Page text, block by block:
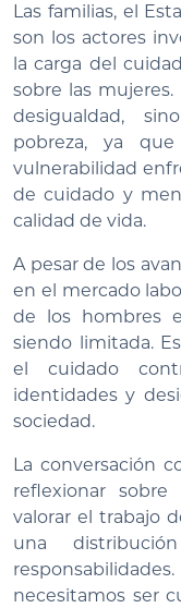
Las familias, el
son los actores
la carga del
sobre las
desigualdad,
pobreza, ya
vulnerabilidad
de cuidado y
calidad de vida.
A pesar de los
en el mercado
de los hombres
siendo limitada.
el cuidado
identidades y
sociedad.
La conversación
reflexionar
valorar el trabajo
una
necesitamos ser